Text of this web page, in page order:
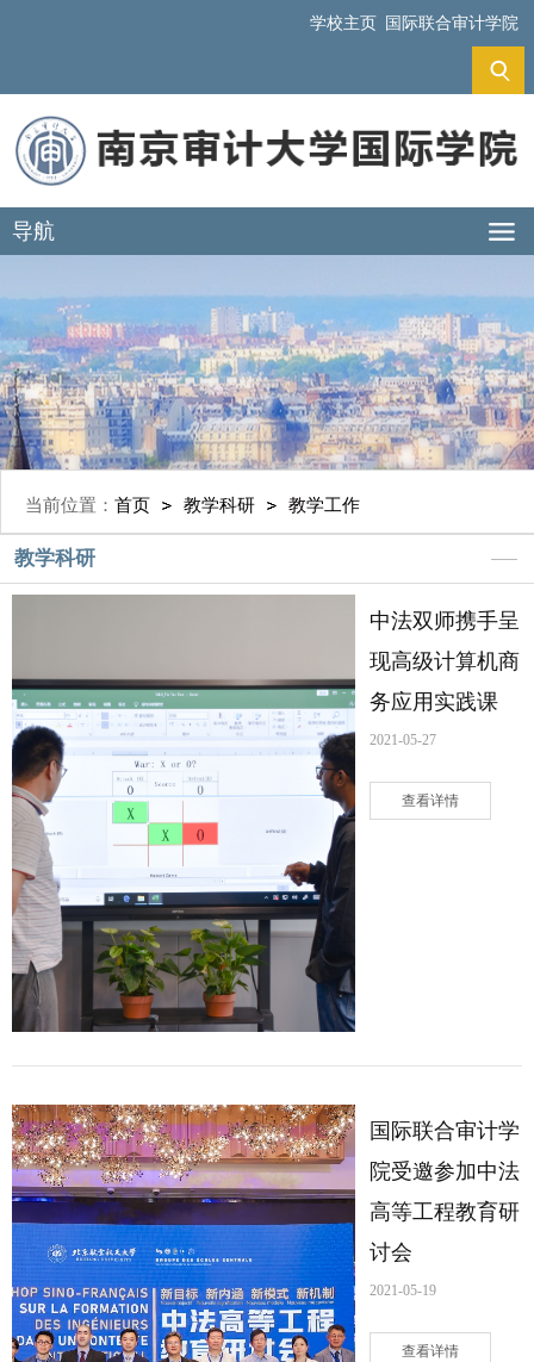
学校主页 国际联合审计学院
导航
当前位置： 首页 教学科研 教学工作
教学科研
中法双师携手呈
现高级计算机商
务应用实践课
2021-05-27
查看详情
国际联合审计学
院受邀参加中法
高等工程教育研
讨会
2021-05-19
查看详情